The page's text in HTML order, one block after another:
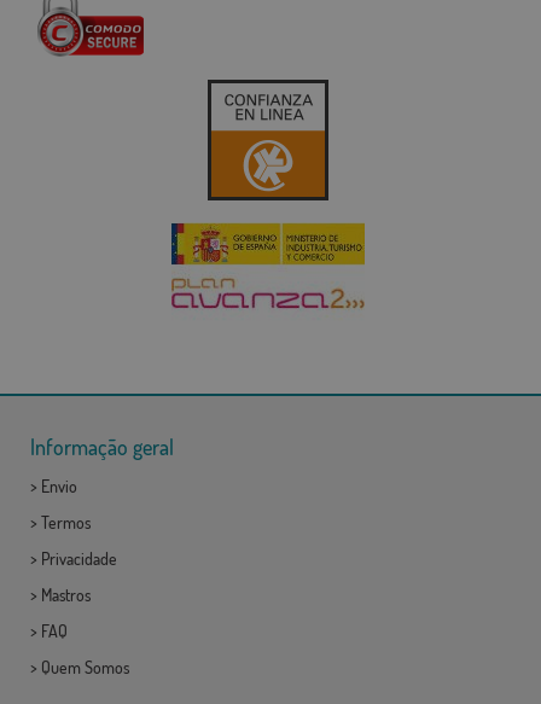
Informação geral
> Envio
> Termos
> Privacidade
> Mastros
> FAQ
> Quem Somos